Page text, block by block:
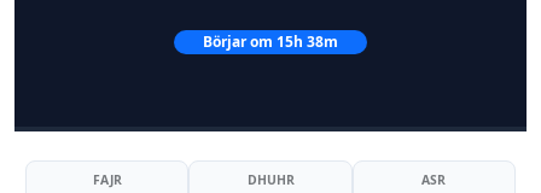
Börjar om 15h 38m
FAJR DHUHR ASR